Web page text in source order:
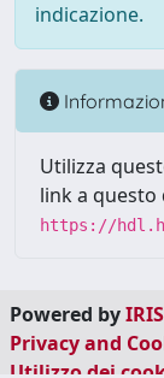
indicazione.
Utilizza
link a
https://
Powered byIRIS
Privacy and
Utilizzo dei